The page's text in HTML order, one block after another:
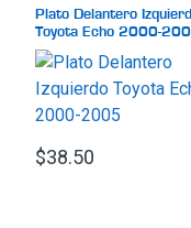
Plato Delantero
Toyota Echo 2000-
$38.50